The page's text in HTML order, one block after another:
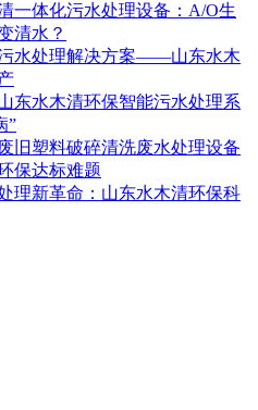
一体化污水处理设备：A/O生
清水？
水处理解决方案——山东水木
东水木清环保智能污水处理系
”
旧塑料破碎清洗废水处理设备
保达标难题
理新革命：山东水木清环保科